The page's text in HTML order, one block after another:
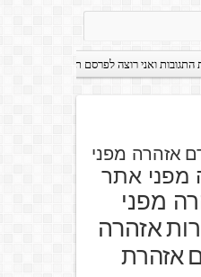
אזהרה מפני
מפני אתר
מפני
אזהרה
אזהרת